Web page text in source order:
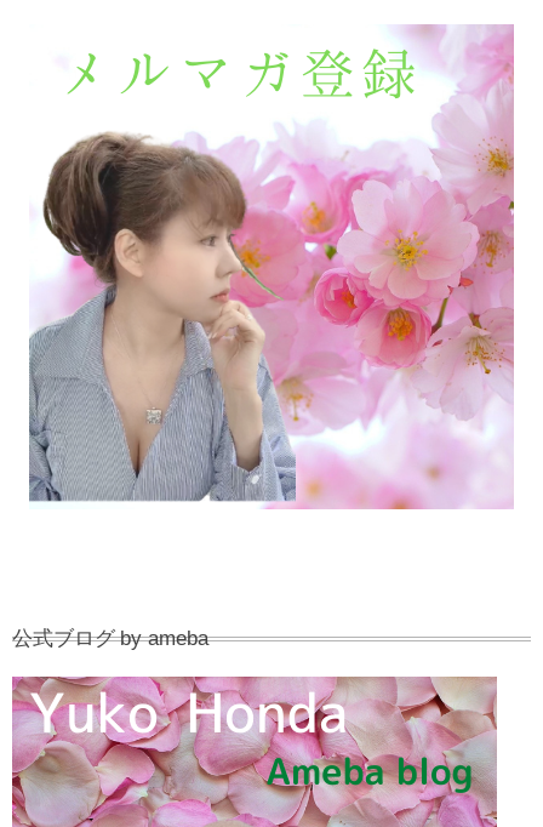
公式ブログ by ameba